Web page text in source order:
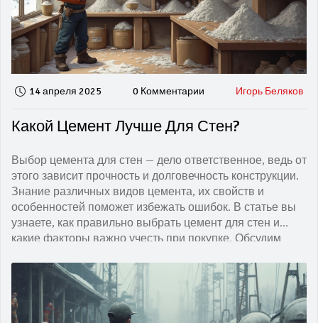
14 апреля 2025 0 Комментарии Игорь Беляков
Какой Цемент Лучше Для Стен?
Выбор цемента для стен — дело ответственное, ведь от
этого зависит прочность и долговечность конструкции.
Знание различных видов цемента, их свойств и
особенностей поможет избежать ошибок. В статье вы
узнаете, как правильно выбрать цемент для стен и
какие факторы важно учесть при покупке. Обсудим
использованию.